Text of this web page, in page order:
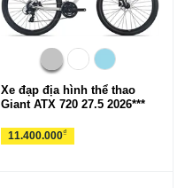
Xe đạp địa hình thể thao
Giant ATX 720 27.5 2026***
11.400.000₫